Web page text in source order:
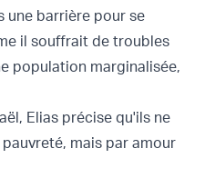
une barrière pour se
il souffrait de troubles
population marginalisée,
Elias précise qu'ils ne
mais par amour